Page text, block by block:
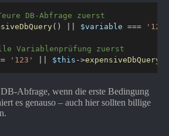
DB-Abfrage zuerst
( ) $variable === '123'
Variablenprüfung zuerst
'123' $this ->expensiveDbQuery
Abfrage, wenn die erste Bedingung
es genauso – auch hier sollten billige